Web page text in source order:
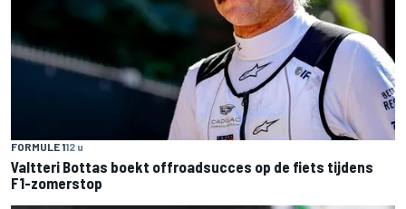
FORMULE 112 u
Valtteri Bottas boekt offroadsucces op de fiets tijdens
F1-zomerstop